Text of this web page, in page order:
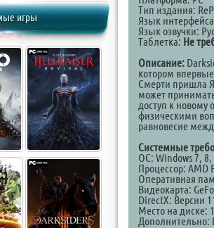
игры
Тип издания:
Язык
Язык озвучки:
Таблетка: Не
Описание:
котором
Смерти пришла
может
доступ к новому
физическими
равновесие
Системные
ОС: Windows 7,
Процессор: AMD
Оперативная
Видеокарта:
DirectX: Версии
Место на диске:
Дополнительно: